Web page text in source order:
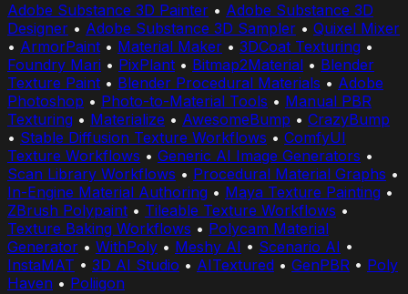
Adobe Substance 3D Painter • Adobe Substance 3D
Designer • Adobe Substance 3D Sampler • Quixel Mixer
• ArmorPaint • Material Maker • 3DCoat Texturing •
Foundry Mari • PixPlant • Bitmap2Material • Blender
Texture Paint • Blender Procedural Materials • Adobe
Photoshop • Photo-to-Material Tools • Manual PBR
Texturing • Materialize • AwesomeBump • CrazyBump
• Stable Diffusion Texture Workflows • ComfyUI
Texture Workflows • Generic AI Image Generators •
Scan Library Workflows • Procedural Material Graphs •
In-Engine Material Authoring • Maya Texture Painting •
ZBrush Polypaint • Tileable Texture Workflows •
Texture Baking Workflows • Polycam Material
Generator • WithPoly • Meshy AI • Scenario AI •
InstaMAT • 3D AI Studio • AITextured • GenPBR • Poly
Haven • Poliigon